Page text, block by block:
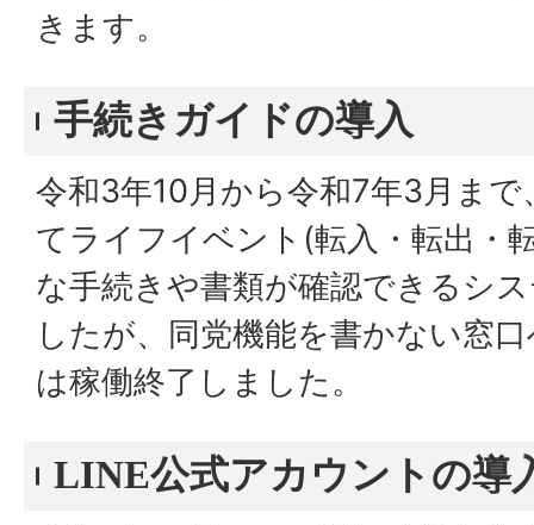
きます。
手続きガイドの導入
令和3年10月から令和7年3月ま
てライフイベント(転入・転出・
な手続きや書類が確認できるシ
したが、同党機能を書かない窓
は稼働終了しました。
LINE公式アカウントの導